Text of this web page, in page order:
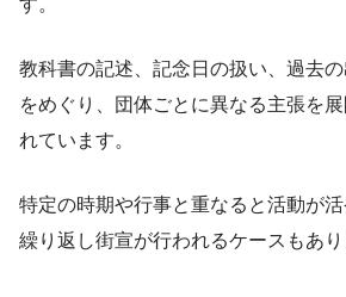
す。
教科書の記述、記念日の扱い、過去
をめぐり、団体ごとに異なる主張を
れています。
特定の時期や行事と重なると活動が
繰り返し街宣が行われるケースもあり